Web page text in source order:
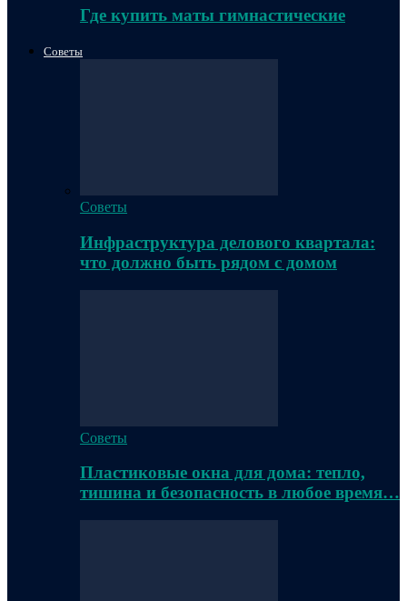
Где купить маты гимнастические
Советы
Советы
Инфраструктура делового квартала:
что должно быть рядом с домом
Советы
Пластиковые окна для дома: тепло,
тишина и безопасность в любое время…